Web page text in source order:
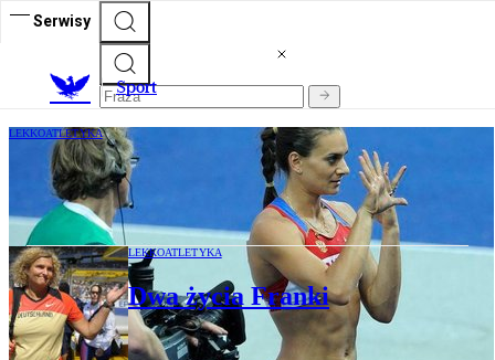
Serwisy
Sport
LEKKOATLETYKA
Isinbajewa zdradziła przyczynę porażki
LEKKOATLETYKA
Dwa życia Franki